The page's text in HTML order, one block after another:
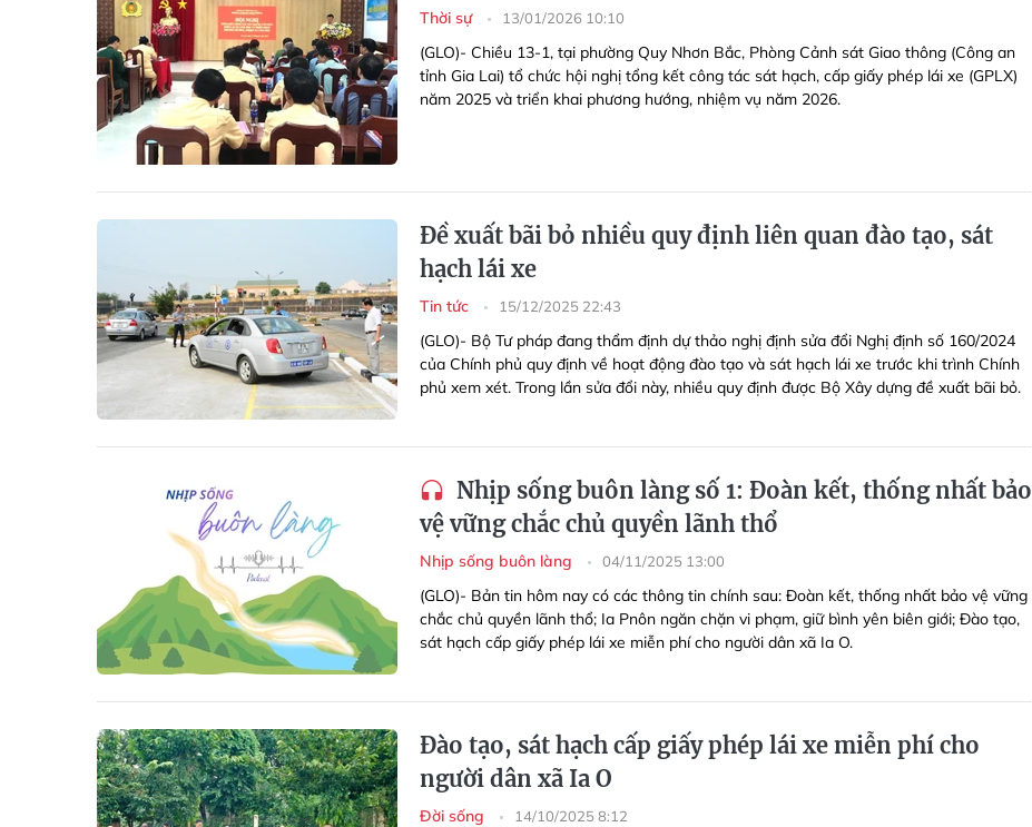
Thời sự 13/01/2026 10:10
(GLO)- Chiều 13-1, tại phường Quy Nhơn Bắc, Phòng Cảnh sát Giao thông (Công an
tỉnh Gia Lai) tổ chức hội nghị tổng kết công tác sát hạch, cấp giấy phép lái xe (GPLX)
năm 2025 và triển khai phương hướng, nhiệm vụ năm 2026.
Đề xuất bãi bỏ nhiều quy định liên quan đào tạo, sát
hạch lái xe
Tin tức 15/12/2025 22:43
(GLO)- Bộ Tư pháp đang thẩm định dự thảo nghị định sửa đổi Nghị định số 160/2024
của Chính phủ quy định về hoạt động đào tạo và sát hạch lái xe trước khi trình Chính
phủ xem xét. Trong lần sửa đổi này, nhiều quy định được Bộ Xây dựng đề xuất bãi bỏ.
Nhịp sống buôn làng số 1: Đoàn kết, thống nhất bảo
vệ vững chắc chủ quyền lãnh thổ
Nhịp sống buôn làng 04/11/2025 13:00
(GLO)- Bản tin hôm nay có các thông tin chính sau: Đoàn kết, thống nhất bảo vệ vững
chắc chủ quyền lãnh thổ; Ia Pnôn ngăn chặn vi phạm, giữ bình yên biên giới; Đào tạo,
sát hạch cấp giấy phép lái xe miễn phí cho người dân xã Ia O.
Đào tạo, sát hạch cấp giấy phép lái xe miễn phí cho
người dân xã Ia O
Đời sống 14/10/2025 8:12